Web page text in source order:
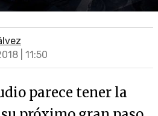
| 11:50
parece tener la